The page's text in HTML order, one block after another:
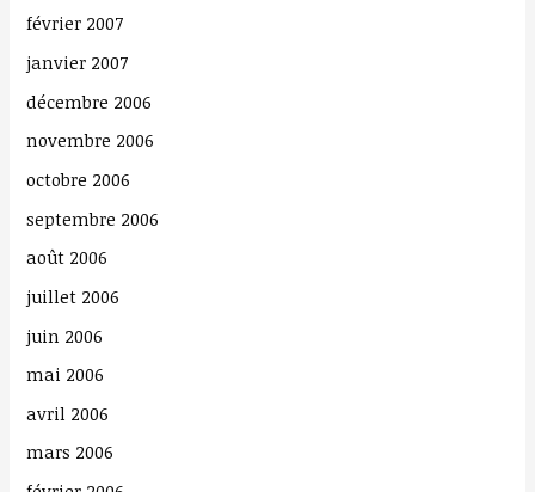
février 2007
janvier 2007
décembre 2006
novembre 2006
octobre 2006
septembre 2006
août 2006
juillet 2006
juin 2006
mai 2006
avril 2006
mars 2006